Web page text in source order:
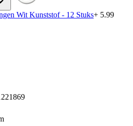
Wit Kunststof - 12 Stuks+ 5.99